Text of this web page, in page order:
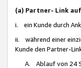
(a) Partner- Link
i. ein Kunde durch
ii. während einer
Kunde den Partner-
A. Ablauf von 24